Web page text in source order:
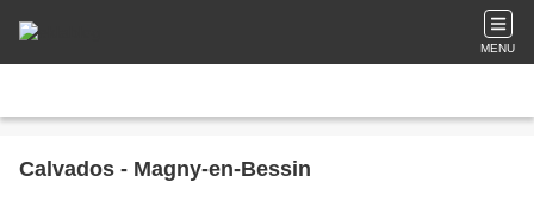
MENU
Calvados - Magny-en-Bessin